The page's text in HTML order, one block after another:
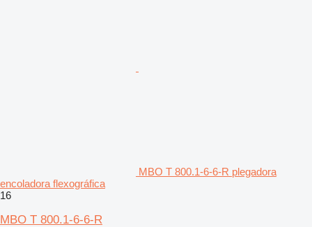
MBO T 800.1-6-6-R plegadora
encoladora flexográfica
16
MBO T 800.1-6-6-R